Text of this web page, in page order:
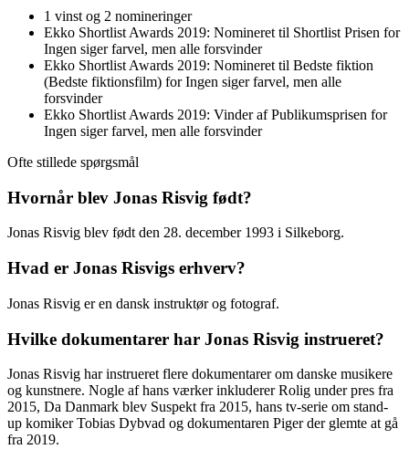
1 vinst og 2 nomineringer
Ekko Shortlist Awards 2019: Nomineret til Shortlist Prisen for
Ingen siger farvel, men alle forsvinder
Ekko Shortlist Awards 2019: Nomineret til Bedste fiktion
(Bedste fiktionsfilm) for Ingen siger farvel, men alle
forsvinder
Ekko Shortlist Awards 2019: Vinder af Publikumsprisen for
Ingen siger farvel, men alle forsvinder
Ofte stillede spørgsmål
Hvornår blev Jonas Risvig født?
Jonas Risvig blev født den 28. december 1993 i Silkeborg.
Hvad er Jonas Risvigs erhverv?
Jonas Risvig er en dansk instruktør og fotograf.
Hvilke dokumentarer har Jonas Risvig instrueret?
Jonas Risvig har instrueret flere dokumentarer om danske musikere
og kunstnere. Nogle af hans værker inkluderer Rolig under pres fra
2015, Da Danmark blev Suspekt fra 2015, hans tv-serie om stand-
up komiker Tobias Dybvad og dokumentaren Piger der glemte at gå
fra 2019.